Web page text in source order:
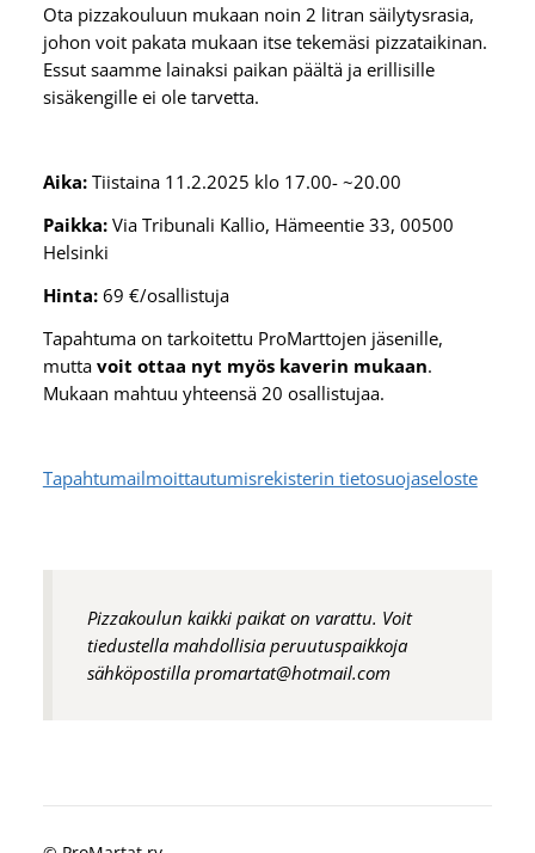
Ota pizzakouluun mukaan noin 2 litran säilytysrasia,
johon voit pakata mukaan itse tekemäsi pizzataikinan.
Essut saamme lainaksi paikan päältä ja erillisille
sisäkengille ei ole tarvetta.
Aika:Tiistaina 11.2.2025 klo 17.00- ~20.00
Paikka:Via Tribunali Kallio, Hämeentie 33, 00500
Helsinki
Hinta:69 €/osallistuja
Tapahtuma on tarkoitettu ProMarttojen jäsenille,
mutta voit ottaa nyt myös kaverin mukaan.
Mukaan mahtuu yhteensä 20 osallistujaa.
Tapahtumailmoittautumisrekisterin tietosuojaseloste
Pizzakoulun kaikki paikat on varattu. Voit
tiedustella mahdollisia peruutuspaikkoja
sähköpostilla promartat@hotmail.com